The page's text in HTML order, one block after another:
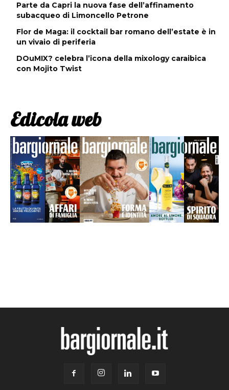
Parte da Capri la nuova fase dell’affinamento
subacqueo di Limoncello Petrone
Flor de Maga: il cocktail bar romano dell’estate è in
un vivaio di periferia
DOuMIX? celebra l’icona della mixology caraibica
con Mojito Twist
Edicola web